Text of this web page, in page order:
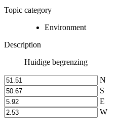
Topic category
Environment
Description
Huidige begrenzing
N
S
E
W